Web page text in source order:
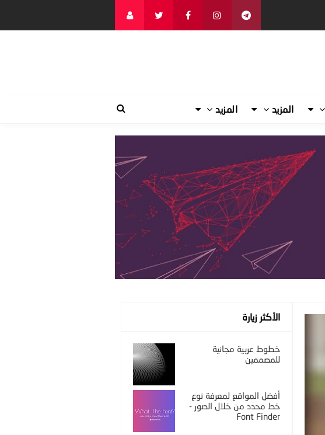
المزيد المزيد
الأكثر زيارة
خطوط عربية مجانية
للمصممين
أفضل المواقع لمعرفة نوع
خط محدد من خلال الصور -
Font Finder